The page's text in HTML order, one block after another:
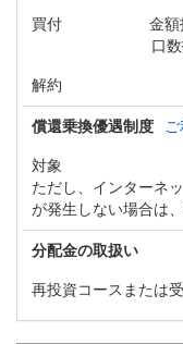
買付
金額
口
解約
償還乗換優遇制度
対象
ただし、インターネ
が発生しない場合は
分配金の取扱い
再投資コースまたは